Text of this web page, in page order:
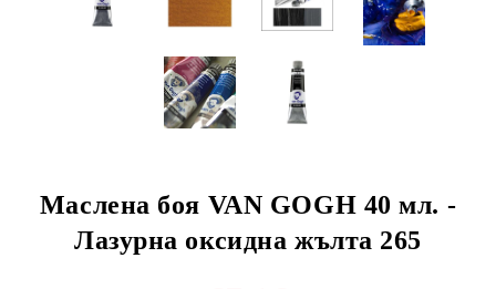
Маслена боя VAN GOGH 40 мл. -
Лазурна оксидна жълта 265